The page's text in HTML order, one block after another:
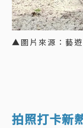
▲圖片來源：藝
拍照打卡新